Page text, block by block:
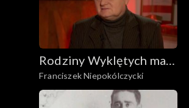
Rodziny Wyklętych mają
głos
Franciszek Niepokólczycki